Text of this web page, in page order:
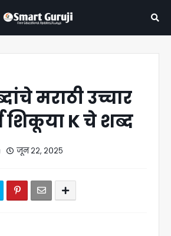
मराठी उच्चार
शिकूया K चे शब्द
जून २२, २०२५